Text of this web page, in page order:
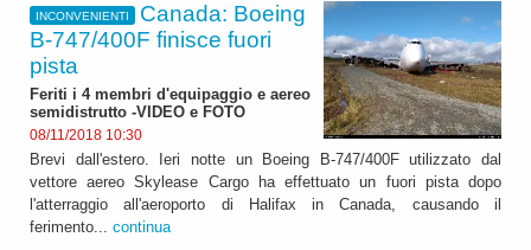
INCONVENIENTI
Canada: Boeing
B-747/400F finisce fuori
pista
Feriti i 4 membri d'equipaggio e aereo
semidistrutto -VIDEO e FOTO
08/11/2018 10:30
Brevi dall'estero. Ieri notte un Boeing B-747/400F utilizzato dal
vettore aereo Skylease Cargo ha effettuato un fuori pista dopo
l'atterraggio all'aeroporto di Halifax in Canada, causando il
ferimento... continua